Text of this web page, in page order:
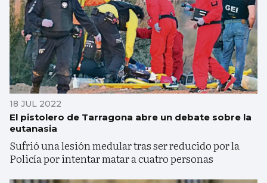
18 JUL 2022
El pistolero de Tarragona abre un debate sobre la
eutanasia
Sufrió una lesión medular tras ser reducido por la
Policía por intentar matar a cuatro personas